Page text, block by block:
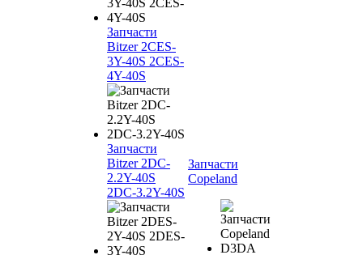
Запчасти
Bitzer 2CES-
3Y-40S 2CES-
4Y-40S
Запчасти
Bitzer 2DC-
2.2Y-40S
2DC-3.2Y-40S
Запчасти
Copeland